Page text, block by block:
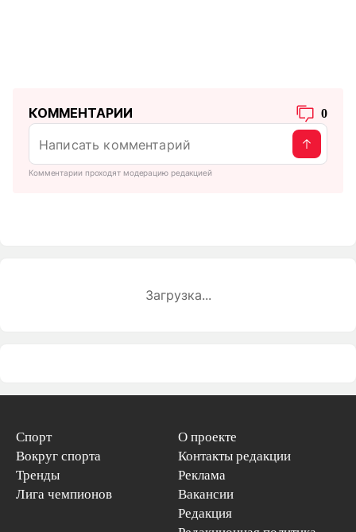
КОММЕНТАРИИ 0
Комментарии проходят модерацию редакцией
Загрузка...
Спорт
Вокруг спорта
Тренды
Лига чемпионов
О проекте
Контакты редакции
Реклама
Вакансии
Редакция